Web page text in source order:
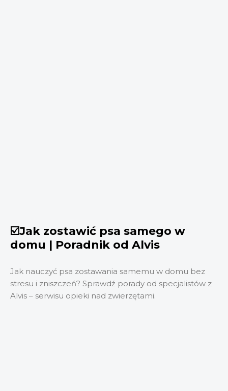
☑️Jak zostawić psa samego w
domu | Poradnik od Alvis
Jak nauczyć psa zostawania samemu w domu bez
stresu i zniszczeń? Sprawdź porady od specjalistów z
Alvis – serwisu opieki nad zwierzętami.